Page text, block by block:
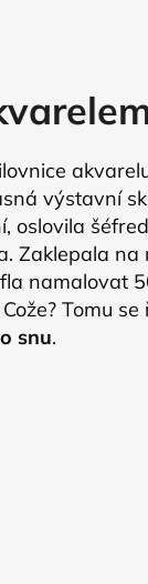
výstavní
oslovila
Zaklepala na
namalovat
Tomu se
snu.